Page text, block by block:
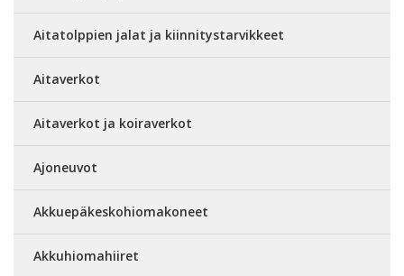
Aitatolppien jalat ja kiinnitystarvikkeet
Aitaverkot
Aitaverkot ja koiraverkot
Ajoneuvot
Akkuepäkeskohiomakoneet
Akkuhiomahiiret